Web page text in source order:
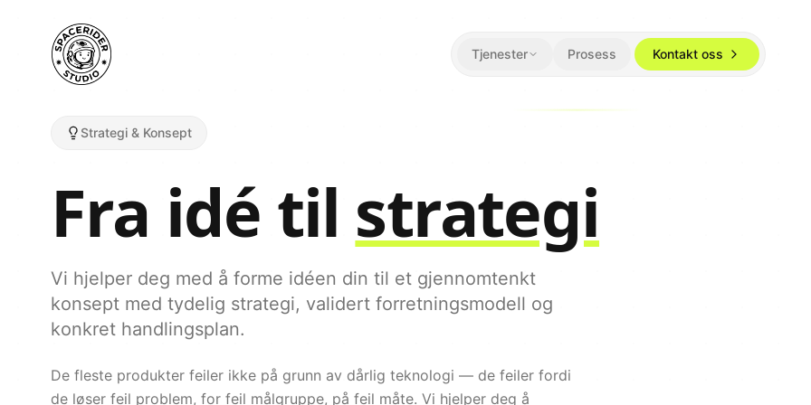
Tjenester Prosess Kontakt oss
Strategi & Konsept
Fra idé til strategi
Vi hjelper deg med å forme idéen din til et gjennomtenkt
konsept med tydelig strategi, validert forretningsmodell og
konkret handlingsplan.
De fleste produkter feiler ikke på grunn av dårlig teknologi — de feiler fordi
de løser feil problem, for feil målgruppe, på feil måte. Vi hjelper deg å